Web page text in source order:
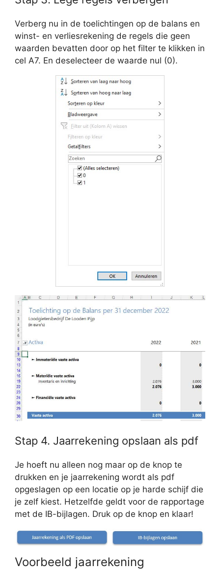
Verberg nu in de toelichtingen op de balans en
winst- en verliesrekening de regels die geen
waarden bevatten door op het filter te klikken in
cel A7. En deselecteer de waarde nul (0).
Stap 4. Jaarrekening opslaan als pdf
Je hoeft nu alleen nog maar op de knop te
drukken en je jaarrekening wordt als pdf
opgeslagen op een locatie op je harde schijf die
je zelf kiest. Hetzelfde geldt voor de rapportage
met de IB-bijlagen. Druk op de knop en klaar!
Voorbeeld jaarrekening